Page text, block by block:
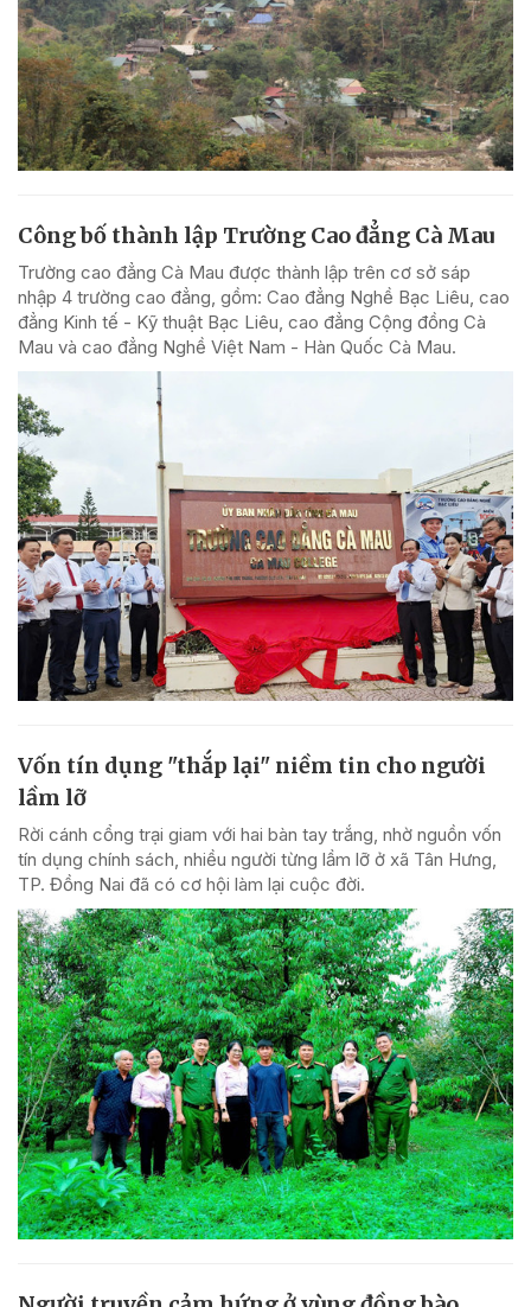
Công bố thành lập Trường Cao đẳng Cà Mau
Trường cao đẳng Cà Mau được thành lập trên cơ sở sáp
nhập 4 trường cao đẳng, gồm: Cao đẳng Nghề Bạc Liêu, cao
đẳng Kinh tế - Kỹ thuật Bạc Liêu, cao đẳng Cộng đồng Cà
Mau và cao đẳng Nghề Việt Nam - Hàn Quốc Cà Mau.
Vốn tín dụng "thắp lại" niềm tin cho người
lầm lỡ
Rời cánh cổng trại giam với hai bàn tay trắng, nhờ nguồn vốn
tín dụng chính sách, nhiều người từng lầm lỡ ở xã Tân Hưng,
TP. Đồng Nai đã có cơ hội làm lại cuộc đời.